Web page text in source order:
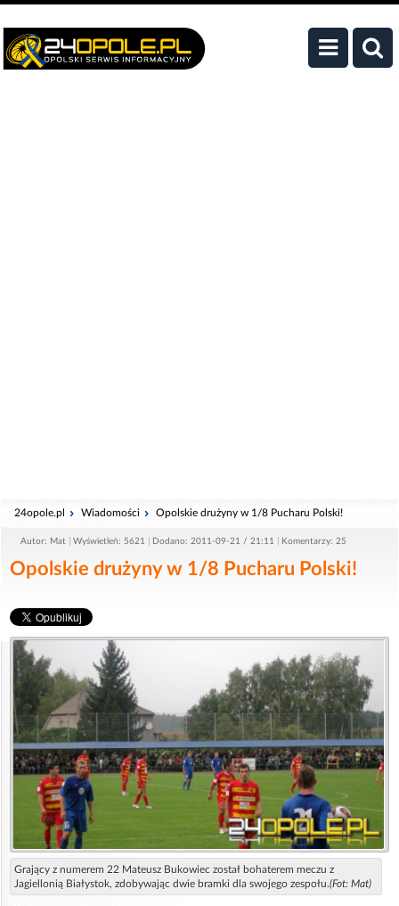
24opole.pl Wiadomości Opolskie drużyny w 1/8 Pucharu Polski!
Autor: Mat Wyświetleń: 5621 Dodano: 2011-09-21 / 21:11 Komentarzy: 25
Opolskie drużyny w 1/8 Pucharu Polski!
Grający z numerem 22 Mateusz Bukowiec został bohaterem meczu z
Jagiellonią Białystok, zdobywając dwie bramki dla swojego zespołu.(Fot: Mat)